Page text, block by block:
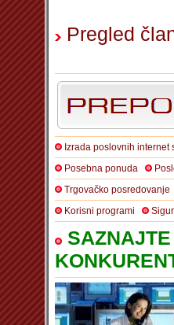
Pregled
Izrada poslovnih internet
Posebna ponuda
Trgovačko posredovanje
Korisni programi